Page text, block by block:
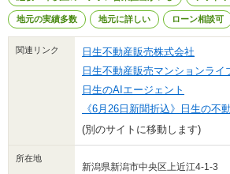
地元の実績多数 地元に詳しい ローン相談可
関連リンク
日生不動産販売株式会社
日生不動産販売マンションライ
日生のAIエージェント
《6月26日新聞折込》日生の不
(別のサイトに移動します)
所在地
新潟県新潟市中央区上近江4-1-3